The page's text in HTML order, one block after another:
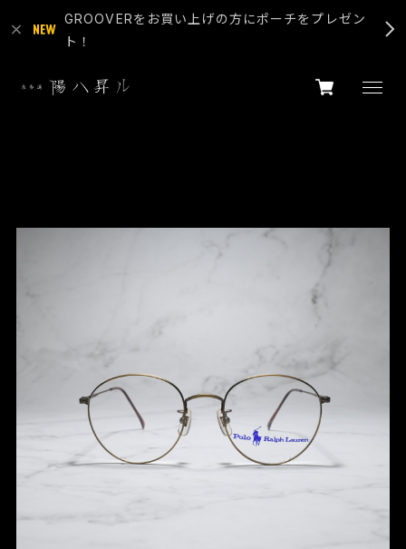
GROOVERをお買い上げの方にポーチをプレゼン
ト！